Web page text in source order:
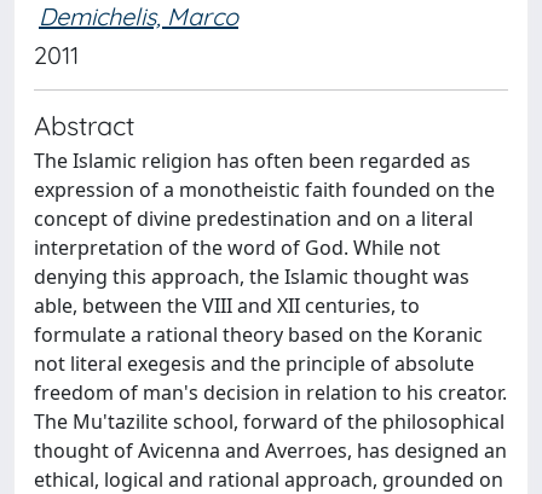
Demichelis, Marco
2011
Abstract
The Islamic religion has often been regarded as
expression of a monotheistic faith founded on the
concept of divine predestination and on a literal
interpretation of the word of God. While not
denying this approach, the Islamic thought was
able, between the VIII and XII centuries, to
formulate a rational theory based on the Koranic
not literal exegesis and the principle of absolute
freedom of man's decision in relation to his creator.
The Mu'tazilite school, forward of the philosophical
thought of Avicenna and Averroes, has designed an
ethical, logical and rational approach, grounded on